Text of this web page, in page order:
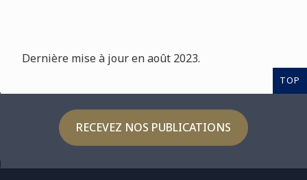
Dernière mise à jour en août 2023.
TOP
RECEVEZ NOS PUBLICATIONS